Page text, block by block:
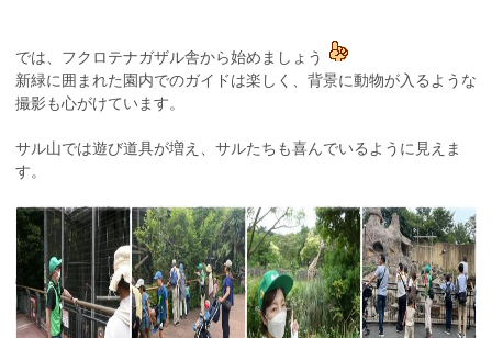
では、フクロテナガザル舎から始めましょう
新緑に囲まれた園内でのガイドは楽しく、背景に動物が入るような
撮影も心がけています。
サル山では遊び道具が増え、サルたちも喜んでいるように見えま
す。